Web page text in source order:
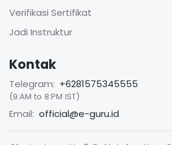
Verifikasi Sertifikat
Jadi Instruktur
Kontak
Telegram: +6281575345555
(9:AM to 8:PM IST)
Email: official@e-guru.id